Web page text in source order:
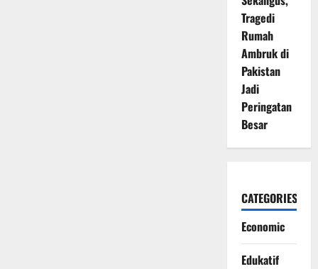
Tragedi
Rumah
Ambruk di
Pakistan
Jadi
Peringatan
Besar
CATEGORIES
Economic
Edukatif